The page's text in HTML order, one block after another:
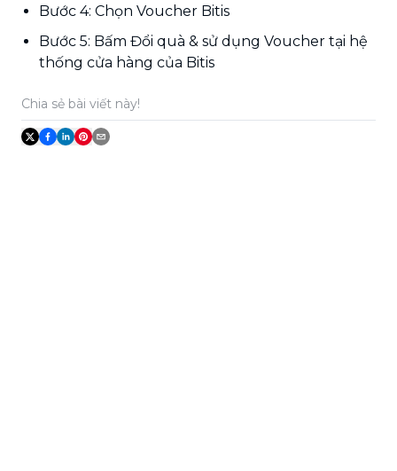
Bước 4: Chọn Voucher Bitis
Bước 5: Bấm Đổi quà & sử dụng Voucher tại hệ
thống cửa hàng của Bitis
Chia sẻ bài viết này!